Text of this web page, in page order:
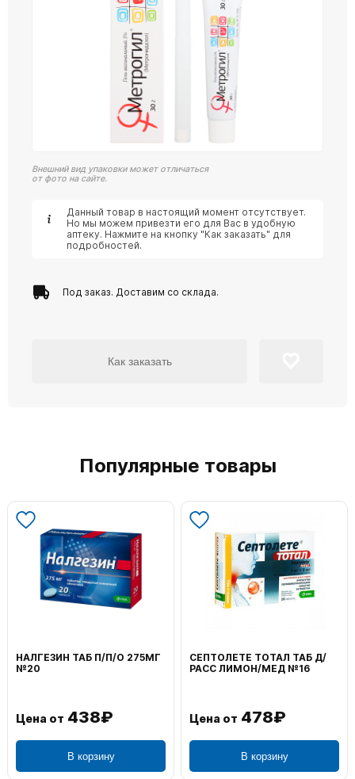
Внешний вид упаковки может отличаться
от фото на сайте.
Данный товар в настоящий момент отсутствует.
Но мы можем привезти его для Вас в удобную
аптеку. Нажмите на кнопку "Как заказать" для
подробностей.
Под заказ. Доставим со склада.
Как заказать
Популярные товары
НАЛГЕЗИН ТАБ П/П/О 275МГ
№20
Цена от 438₽
В корзину
СЕПТОЛЕТЕ ТОТАЛ ТАБ Д/
РАСС ЛИМОН/МЕД №16
Цена от 478₽
В корзину